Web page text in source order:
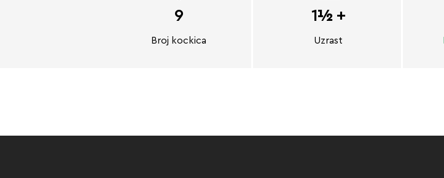
9
Broj kockica
1½ +
Uzrast